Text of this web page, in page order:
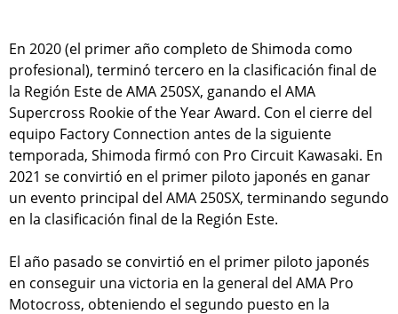
En 2020 (el primer año completo de Shimoda como
profesional), terminó tercero en la clasificación final de
la Región Este de AMA 250SX, ganando el AMA
Supercross Rookie of the Year Award. Con el cierre del
equipo Factory Connection antes de la siguiente
temporada, Shimoda firmó con Pro Circuit Kawasaki. En
2021 se convirtió en el primer piloto japonés en ganar
un evento principal del AMA 250SX, terminando segundo
en la clasificación final de la Región Este.
El año pasado se convirtió en el primer piloto japonés
en conseguir una victoria en la general del AMA Pro
Motocross, obteniendo el segundo puesto en la